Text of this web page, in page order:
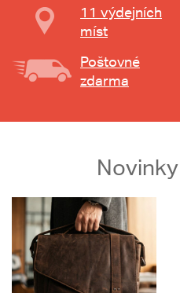
11 výdejních
míst
Poštovné
zdarma